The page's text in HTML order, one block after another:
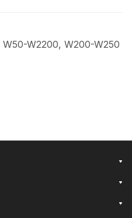
W2200, W200-W250